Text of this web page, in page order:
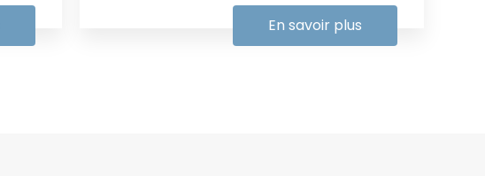
En savoir plus